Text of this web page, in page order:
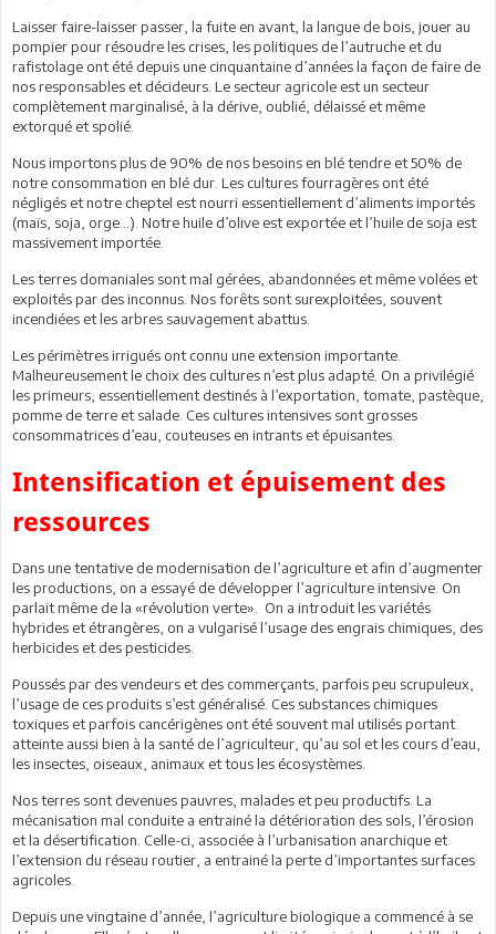
Laisser faire-laisser passer, la fuite en avant, la langue de bois, jouer au
pompier pour résoudre les crises, les politiques de l’autruche et du
rafistolage ont été depuis une cinquantaine d’années la façon de faire de
nos responsables et décideurs. Le secteur agricole est un secteur
complètement marginalisé, à la dérive, oublié, délaissé et même
extorqué et spolié.
Nous importons plus de 90% de nos besoins en blé tendre et 50% de
notre consommation en blé dur. Les cultures fourragères ont été
négligés et notre cheptel est nourri essentiellement d’aliments importés
(maïs, soja, orge…). Notre huile d’olive est exportée et l’huile de soja est
massivement importée.
Les terres domaniales sont mal gérées, abandonnées et même volées et
exploités par des inconnus. Nos forêts sont surexploitées, souvent
incendiées et les arbres sauvagement abattus.
Les périmètres irrigués ont connu une extension importante.
Malheureusement le choix des cultures n’est plus adapté. On a privilégié
les primeurs, essentiellement destinés à l’exportation, tomate, pastèque,
pomme de terre et salade. Ces cultures intensives sont grosses
consommatrices d’eau, couteuses en intrants et épuisantes.
Intensification et épuisement des
ressources
Dans une tentative de modernisation de l’agriculture et afin d’augmenter
les productions, on a essayé de développer l’agriculture intensive. On
parlait même de la «révolution verte». On a introduit les variétés
hybrides et étrangères, on a vulgarisé l’usage des engrais chimiques, des
herbicides et des pesticides.
Poussés par des vendeurs et des commerçants, parfois peu scrupuleux,
l’usage de ces produits s’est généralisé. Ces substances chimiques
toxiques et parfois cancérigènes ont été souvent mal utilisés portant
atteinte aussi bien à la santé de l’agriculteur, qu’au sol et les cours d’eau,
les insectes, oiseaux, animaux et tous les écosystèmes.
Nos terres sont devenues pauvres, malades et peu productifs. La
mécanisation mal conduite a entrainé la détérioration des sols, l’érosion
et la désertification. Celle-ci, associée à l’urbanisation anarchique et
l’extension du réseau routier, a entrainé la perte d’importantes surfaces
agricoles.
Depuis une vingtaine d’année, l’agriculture biologique a commencé à se